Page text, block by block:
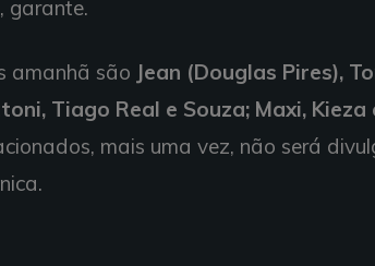
garante.
amanhã são Jean (Douglas Pires),
Tiago Real e Souza; Maxi, Kieza
mais uma vez, não será